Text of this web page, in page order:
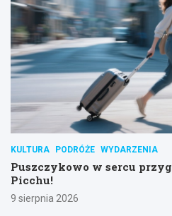
KULTURA PODRÓŻE WYDARZENIA
Puszczykowo w sercu
Picchu!
9 sierpnia 2026